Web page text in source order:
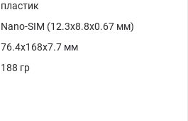
пластик
Nano-SIM (12.3x8.8x0.67 мм)
76.4x168x7.7 мм
188 гр